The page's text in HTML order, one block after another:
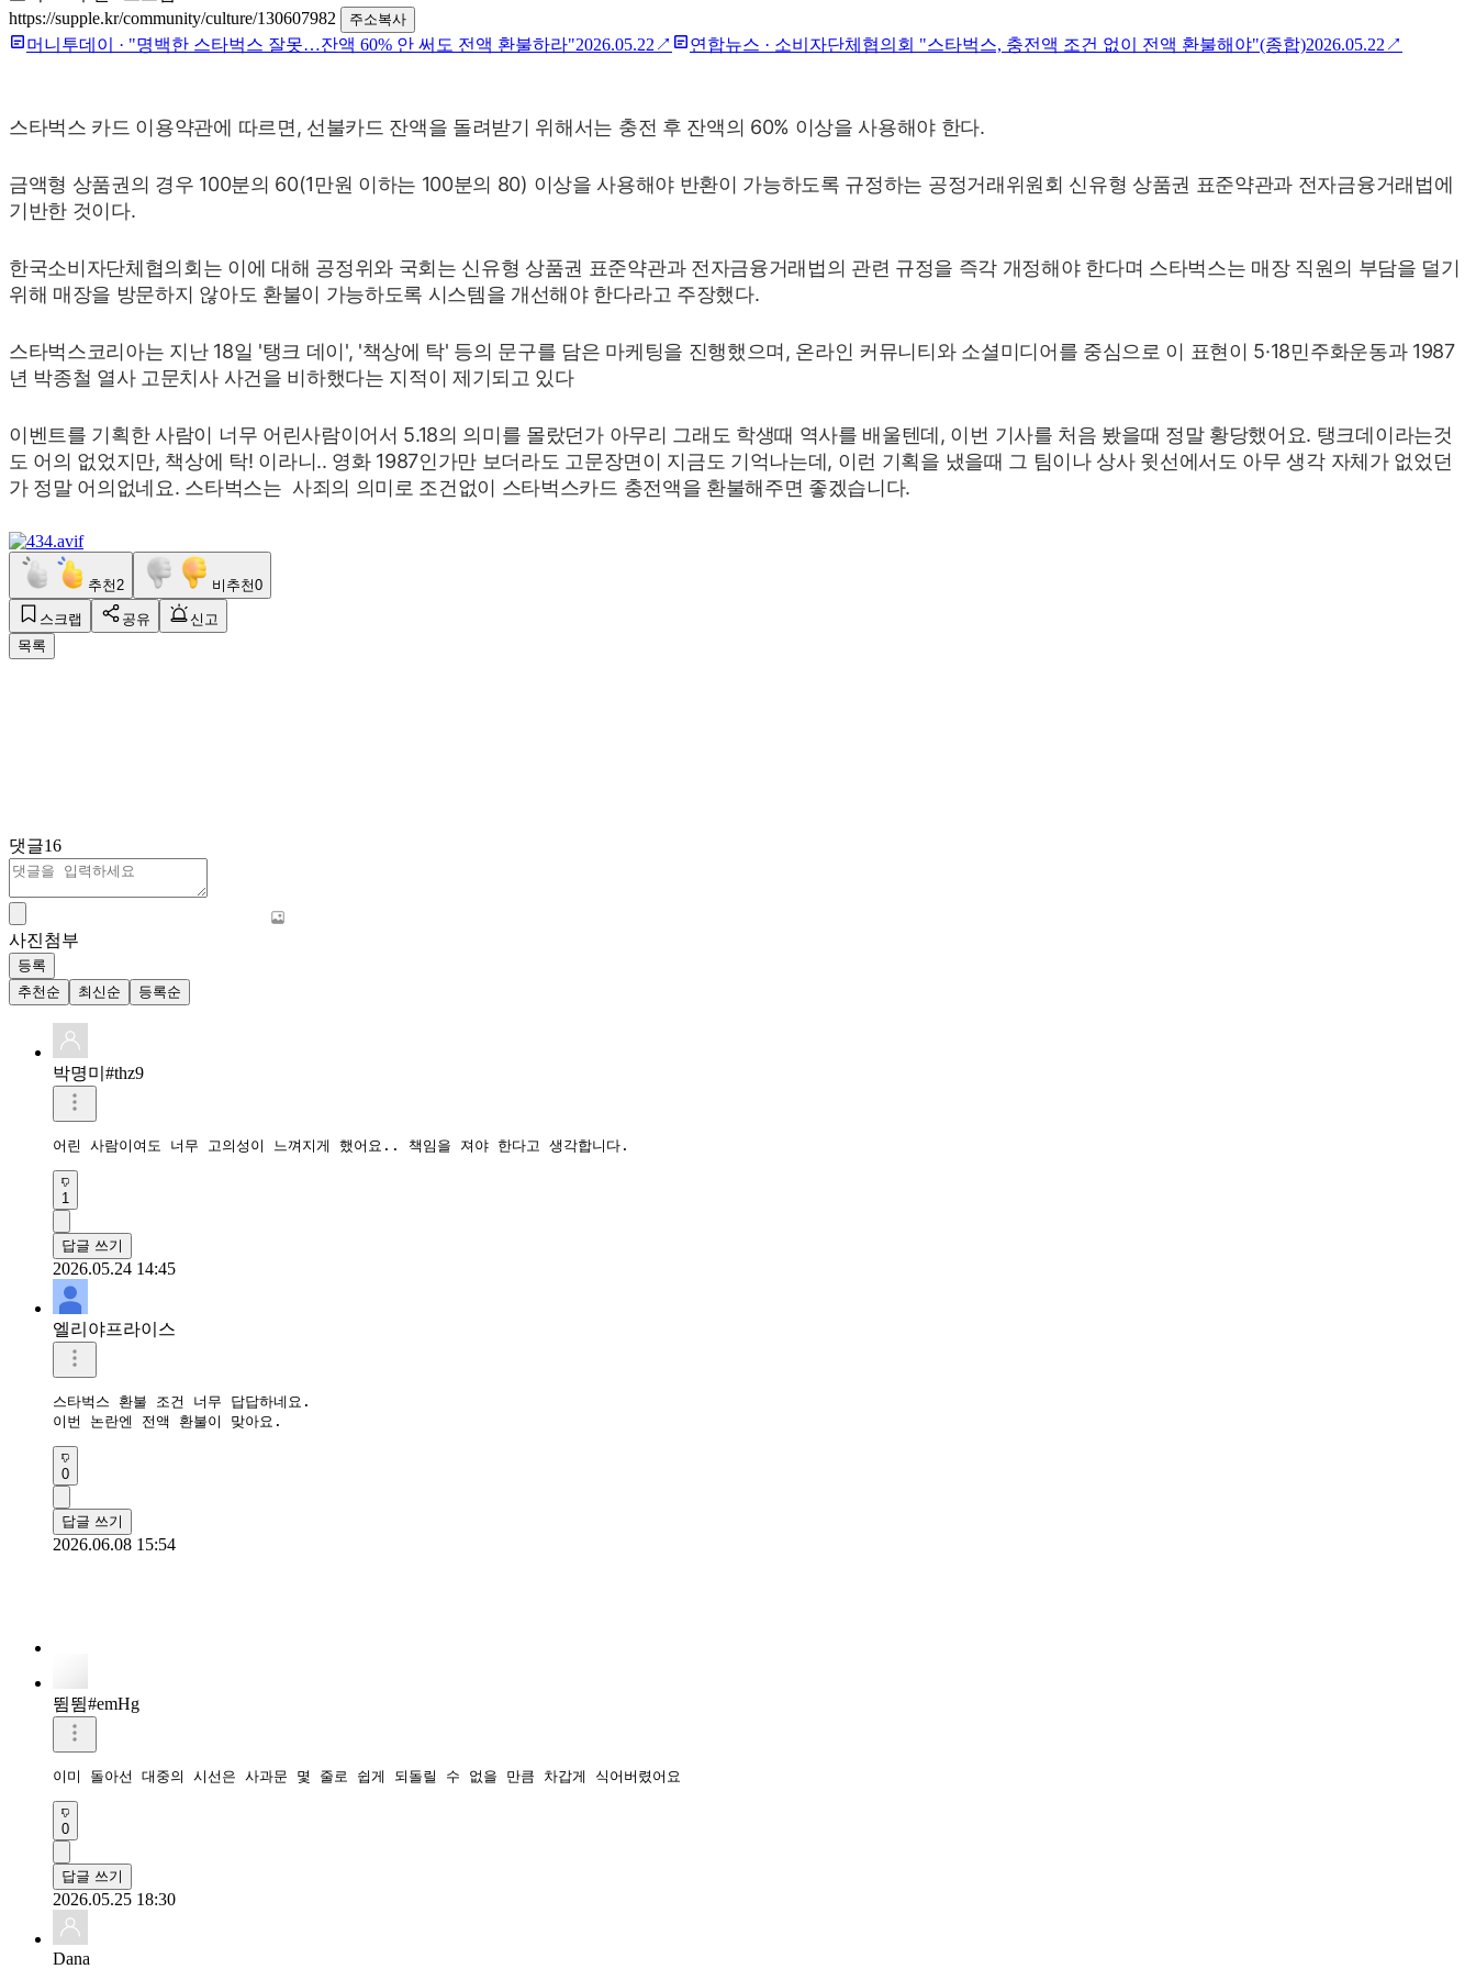
https://supple.kr/community/culture/130607982
주소복사
머니투데이 · "명백한 스타벅스 잘못…잔액 60% 안 써도 전액 환불하라"2026.05.22 ↗ 연합뉴스 · 소비자단체협의회 "스타벅스, 충전액 조건 없이 전액 환불해야"(종합)2026.05.22 ↗
스타벅스 카드 이용약관에 따르면, 선불카드 잔액을 돌려받기 위해서는 충전 후 잔액의 60% 이상을 사용해야 한다.
금액형 상품권의 경우 100분의 60(1만원 이하는 100분의 80) 이상을 사용해야 반환이 가능하도록 규정하는 공정거래위원회 신유형 상품권 표준약관과 전자금융거래법에
기반한 것이다.
한국소비자단체협의회는 이에 대해 공정위와 국회는 신유형 상품권 표준약관과 전자금융거래법의 관련 규정을 즉각 개정해야 한다며 스타벅스는 매장 직원의 부담을 덜기
위해 매장을 방문하지 않아도 환불이 가능하도록 시스템을 개선해야 한다라고 주장했다.
스타벅스코리아는 지난 18일 '탱크 데이', '책상에 탁' 등의 문구를 담은 마케팅을 진행했으며, 온라인 커뮤니티와 소셜미디어를 중심으로 이 표현이 5·18민주화운동과 1987
년 박종철 열사 고문치사 사건을 비하했다는 지적이 제기되고 있다
이벤트를 기획한 사람이 너무 어린사람이어서 5.18의 의미를 몰랐던가 아무리 그래도 학생때 역사를 배울텐데, 이번 기사를 처음 봤을때 정말 황당했어요. 탱크데이라는것
도 어의 없었지만, 책상에 탁! 이라니.. 영화 1987인가만 보더라도 고문장면이 지금도 기억나는데, 이런 기획을 냈을때 그 팀이나 상사 윗선에서도 아무 생각 자체가 없었던
가 정말 어의없네요. 스타벅스는 사죄의 의미로 조건없이 스타벅스카드 충전액을 환불해주면 좋겠습니다.
추천 2 비추천0
스크랩 공유
신고
목록
댓글16
사진첨부
등록
추천순
최신순 등록순
박명미#thz9
어린 사람이여도 너무 고의성이 느껴지게 했어요.. 책임을 져야 한다고 생각합니다.
1
답글 쓰기
2026.05.24 14:45
엘리야프라이스
스타벅스 환불 조건 너무 답답하네요.
이번 논란엔 전액 환불이 맞아요.
0
답글 쓰기
2026.06.08 15:54
뜀뜀#emHg
이미 돌아선 대중의 시선은 사과문 몇 줄로 쉽게 되돌릴 수 없을 만큼 차갑게 식어버렸어요
0
답글 쓰기
2026.05.25 18:30
Dana